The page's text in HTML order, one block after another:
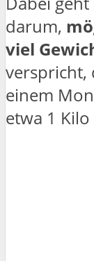
darum,
viel
verspricht,
einem
etwa 1